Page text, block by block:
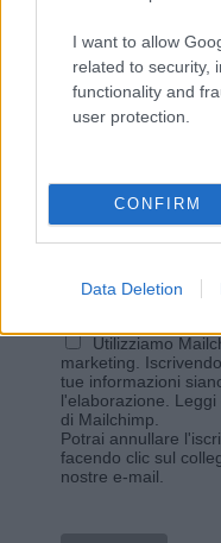
I want to allow
related to security,
functionality and
user protection.
CONFIRM
Data Deletion
Vuoi rimanere
Indirizzo email*
Utilizziamo
marketing.
tue informazioni
l'elaborazione. Leggi
di Mailchimp
Potrai annullare
facendo clic sul
nostre e-mail.